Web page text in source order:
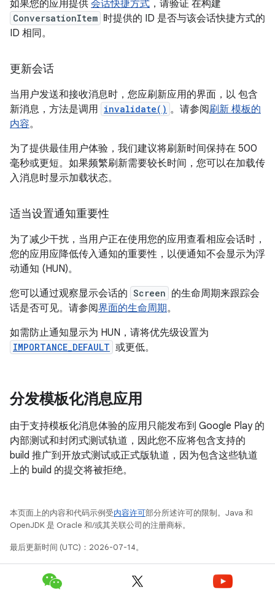
如果您的应用提供 会话快捷方式 ，请验证 在构建
ConversationItem 时提供的 ID 是否与该会话快捷方式的
ID 相同。
更新会话
当用户发送和接收消息时，您应刷新应用的界面，以 包含
新消息，方法是调用 invalidate() 。请参阅刷新 模板的
内容。
为了提供最佳用户体验，我们建议将刷新时间保持在 500
毫秒或更短。如果频繁刷新需要较长时间，您可以在加载传
入消息时显示加载状态。
适当设置通知重要性
为了减少干扰，当用户正在使用您的应用查看相应会话时，
您的应用应降低传入通知的重要性，以便通知不会显示为浮
动通知 (HUN)。
您可以通过观察显示会话的 Screen 的生命周期来跟踪会
话是否可见。请参阅界面的生命周期。
如需防止通知显示为 HUN，请将优先级设置为
IMPORTANCE_DEFAULT 或更低。
分发模板化消息应用
由于支持模板化消息体验的应用只能发布到 Google Play 的
内部测试和封闭式测试轨道，因此您不应将包含支持的
build 推广到开放式测试或正式版轨道，因为包含这些轨道
上的 build 的提交将被拒绝。
本页面上的内容和代码示例受内容许可部分所述许可的限制。Java 和
OpenJDK 是 Oracle 和/或其关联公司的注册商标。
最后更新时间 (UTC)：2026-07-14。